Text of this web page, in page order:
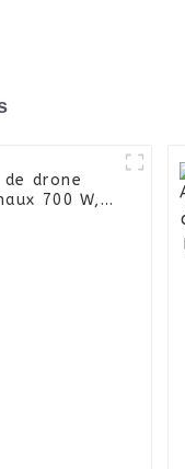
drone
700 W,